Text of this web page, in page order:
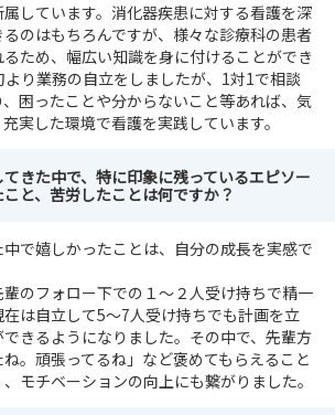
しています。消化器疾患に対する看護を深
のはもちろんですが、様々な診療科の患者
ため、幅広い知識を身に付けることができ
より業務の自立をしましたが、1対1で相談
困ったことや分からないこと等あれば、気
実した環境で看護を実践しています。
きた中で、特に印象に残っているエピソー
こと、苦労したことは何ですか？
で嬉しかったことは、自分の成長を実感で
のフォロー下での１～２人受け持ちで精一
は自立して5～7人受け持ちでも計画を立
きるようになりました。その中で、先輩方
。頑張ってるね」など褒めてもらえること
モチベーションの向上にも繋がりました。